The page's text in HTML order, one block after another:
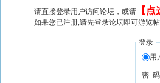
请直接登录用户访问论坛，或请 【 点
如果您已注册,请先登录论坛即可游览
登录
用
密 码